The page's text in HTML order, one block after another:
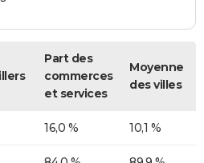
Part des
commerces
et services
Moyenne
des villes
16,0 % 10,1 %